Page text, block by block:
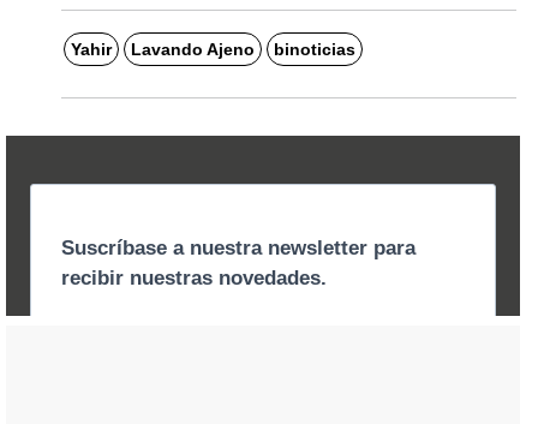
Yahir Lavando Ajeno binoticias